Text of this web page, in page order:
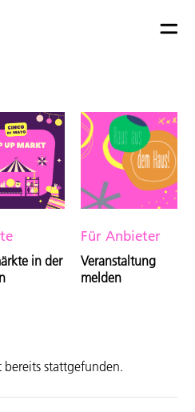
in der
Für Anbieter
Veranstaltung
melden
bereits stattgefunden.